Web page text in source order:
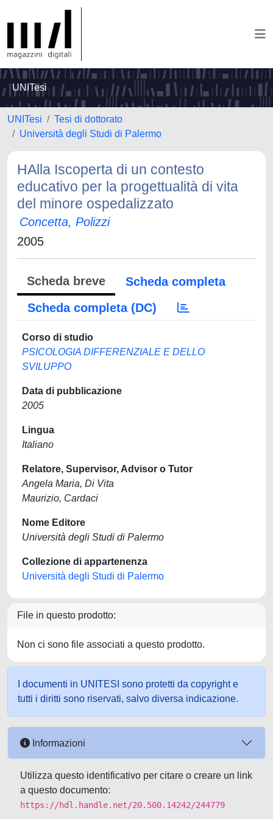
UNITesi
UNITesi
Tesi di dottorato
Università degli Studi di Palermo
HAlla Iscoperta di un contesto
educativo per la progettualità di vita
del minore ospedalizzato
Concetta, Polizzi
2005
Scheda breve
Scheda completa
Scheda completa (DC)
Corso di studio
PSICOLOGIA DIFFERENZIALE E DELLO
SVILUPPO
Data di pubblicazione
2005
Lingua
Italiano
Relatore, Supervisor, Advisor o Tutor
Angela Maria, Di Vita
Maurizio, Cardaci
Nome Editore
Università degli Studi di Palermo
Collezione di appartenenza
Università degli Studi di Palermo
File in questo prodotto:
Non ci sono file associati a questo prodotto.
I documenti in UNITESI sono protetti da copyright e
tutti i diritti sono riservati, salvo diversa indicazione.
Informazioni
Utilizza questo identificativo per citare o creare un link
a questo documento:
https://hdl.handle.net/20.500.14242/244779